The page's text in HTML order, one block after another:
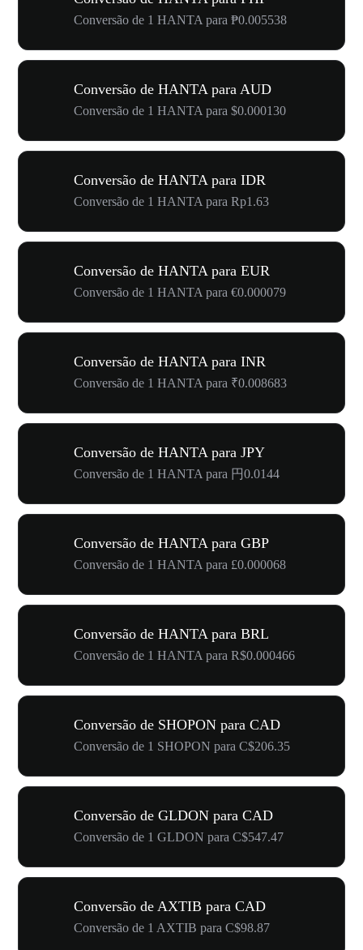
Conversão de 1 HANTA para ₱0.005538
Conversão de HANTA para AUD
Conversão de 1 HANTA para $0.000130
Conversão de HANTA para IDR
Conversão de 1 HANTA para Rp1.63
Conversão de HANTA para EUR
Conversão de 1 HANTA para €0.000079
Conversão de HANTA para INR
Conversão de 1 HANTA para ₹0.008683
Conversão de HANTA para JPY
Conversão de 1 HANTA para 円0.0144
Conversão de HANTA para GBP
Conversão de 1 HANTA para £0.000068
Conversão de HANTA para BRL
Conversão de 1 HANTA para R$0.000466
Conversão de SHOPON para CAD
Conversão de 1 SHOPON para C$206.35
Conversão de GLDON para CAD
Conversão de 1 GLDON para C$547.47
Conversão de AXTIB para CAD
Conversão de 1 AXTIB para C$98.87